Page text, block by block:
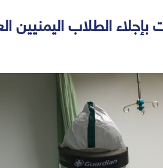
الطلاب اليمنيين